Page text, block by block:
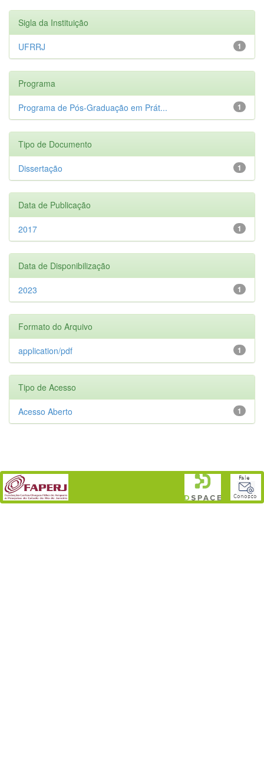
Sigla da Instituição
1
UFRRJ
Programa
1
Programa de Pós-Graduação em Prát...
Tipo de Documento
1
Dissertação
Data de Publicação
1
2017
Data de Disponibilização
1
2023
Formato do Arquivo
1
application/pdf
Tipo de Acesso
1
Acesso Aberto